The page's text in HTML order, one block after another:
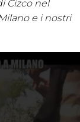
Cizco nel
e i nostri